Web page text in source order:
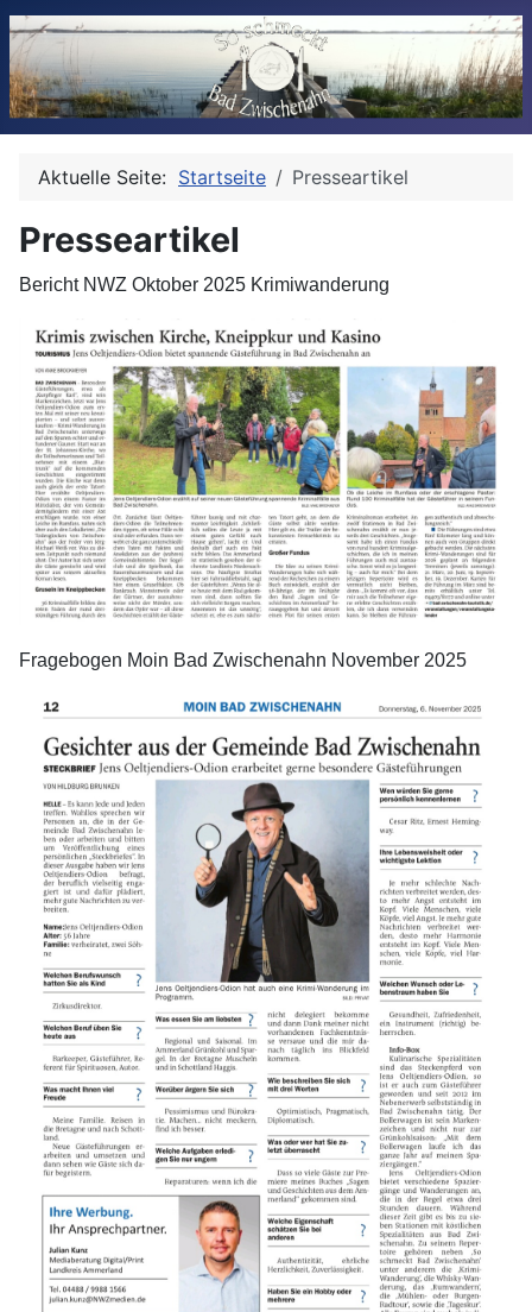
Aktuelle Seite: Startseite Presseartikel
Presseartikel
Bericht NWZ Oktober 2025 Krimiwanderung
Fragebogen Moin Bad Zwischenahn November 2025